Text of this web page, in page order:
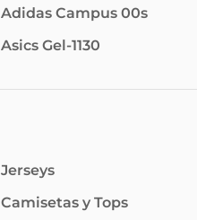
Adidas Campus 00s
Asics Gel-1130
Jerseys
Camisetas y Tops